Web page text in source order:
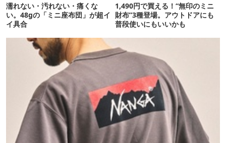
濡れない・汚れない・痛くな
い。48gの「ミニ座布団」が超イ
イ具合
1,490円で買える！“無印のミニ
財布”3種登場。アウトドアにも
普段使いにもいいかも